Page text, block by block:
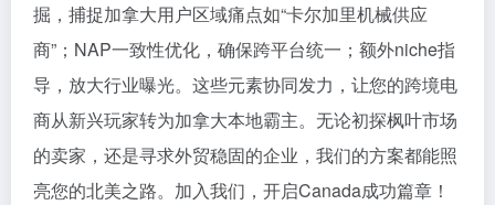
掘，捕捉加拿大用户区域痛点如“卡尔加里机械供应
商”；NAP一致性优化，确保跨平台统一；额外niche指
导，放大行业曝光。这些元素协同发力，让您的跨境电
商从新兴玩家转为加拿大本地霸主。无论初探枫叶市场
的卖家，还是寻求外贸稳固的企业，我们的方案都能照
亮您的北美之路。加入我们，开启Canada成功篇章！